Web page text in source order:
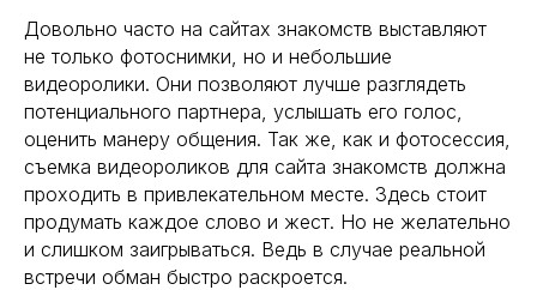
Довольно часто на сайтах знакомств выставляют
не только фотоснимки, но и небольшие
видеоролики. Они позволяют лучше разглядеть
потенциального партнера, услышать его голос,
оценить манеру общения. Так же, как и фотосессия,
съемка видеороликов для сайта знакомств должна
проходить в привлекательном месте. Здесь стоит
продумать каждое слово и жест. Но не желательно
и слишком заигрываться. Ведь в случае реальной
встречи обман быстро раскроется.